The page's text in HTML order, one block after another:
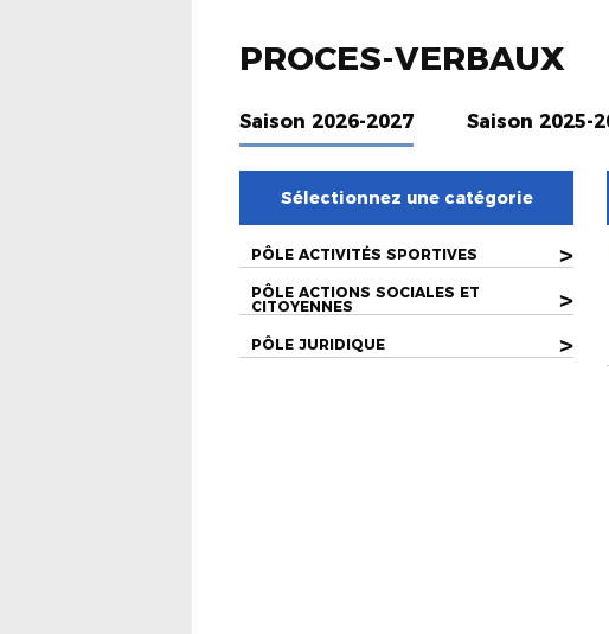
PROCES-VERBAUX
Saison 2026-2027 Saison 2025-
Sélectionnez une catégorie
PÔLE ACTIVITÉS SPORTIVES >
PÔLE ACTIONS SOCIALES ET
CITOYENNES
>
PÔLE JURIDIQUE >